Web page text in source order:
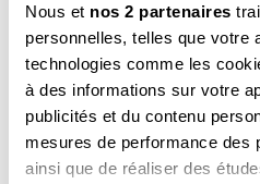
Nous et nos 2 partenaires
personnelles, telles que votre
technologies comme les
à des informations sur votre
publicités et du contenu
mesures de performance des
ainsi que de réaliser des
TOUS
Produits